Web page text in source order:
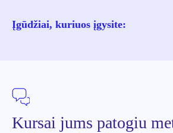
Įgūdžiai, kuriuos įgysite:
Kursai jums patogiu